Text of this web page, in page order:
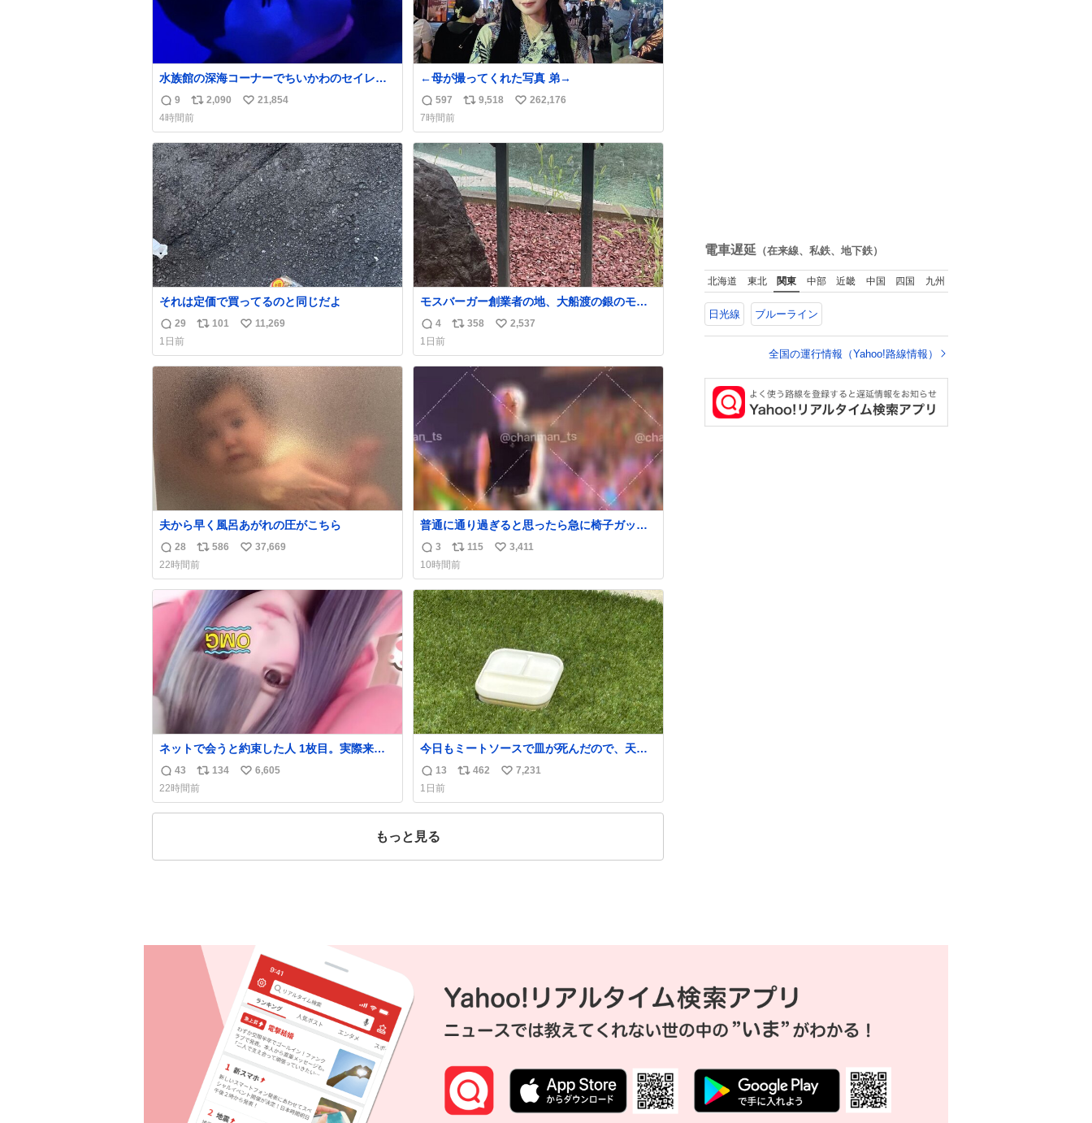
水族館の深海コーナーでちいかわのセイレー
ンぬい取り出したら目光っててビビりました
#ちいかわ
返
信
数
9
リ
ポ
ス
ト
数
2,090
い
ね
数
21,854
4時間前
←母が撮ってくれた写真 弟→
返
信
数
597
リ
ス
ト
数
9,518
い
ね
数
262,176
7時間前
それは定価で買ってるのと同じだよ
返
信
数
29
リ
ス
ト
数
101
い
ね
数
11,269
1日前
モスバーガー創業者の地、大船渡の銀のモス
バーガーに一礼。
返
信
数
4
リ
ス
ト
358
い
ね
数
2,537
1日前
夫から早く風呂あがれの圧がこちら
返
信
数
28
リ
ポ
ス
ト
数
586
い
ね
数
37,669
22時間前
普通に通り過ぎると思ったら急に椅子ガッっ
て来てビビった。そんでまじいい匂い。← #
超特急_ESCORT
返
信
数
3
リ
ポ
ス
ト
数
115
い
ね
数
3,411
10時間前
ネットで会うと約束した人 1枚目。実際来た
人2枚目
返
信
数
43
リ
ポ
ス
134
い
ね
6,605
22時間前
今日もミートソースで皿が死んだので、天日
干しをしています🍝 ありがとう先人の知恵
返
信
数
13
リ
ス
462
い
ね
7,231
1日前
もっと見る
電車遅延 （在来線、私鉄、地下鉄）
北海道 東北 関東 中部 近畿 中国 四国 九州
日光線 ブルーライン
全国の運行情報（Yahoo!路線情報）